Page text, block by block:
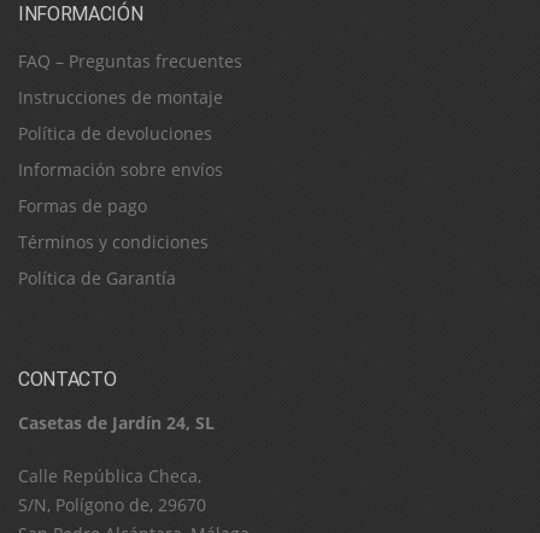
INFORMACIÓN
FAQ – Preguntas frecuentes
Instrucciones de montaje
Política de devoluciones
Información sobre envíos
Formas de pago
Términos y condiciones
Política de Garantía
CONTACTO
Casetas de Jardín 24, SL
C​a​l​l​e​ ​R​e​p​ú​b​l​i​c​a​ ​C​h​e​c​a​,​ ​
S​/​N​,​ ​P​o​l​í​g​o​n​o​ ​d​e​,​ ​2​9​6​7​0​